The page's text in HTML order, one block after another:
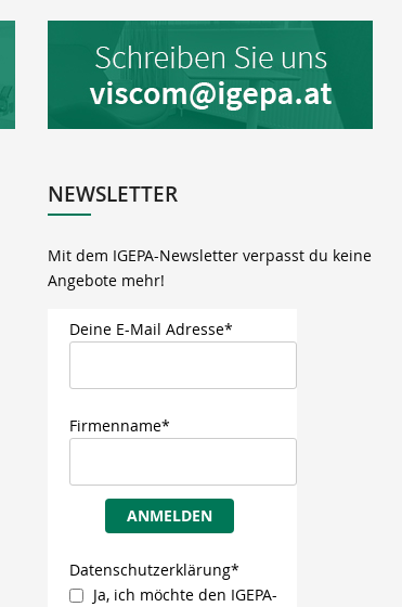
NEWSLETTER
Mit dem IGEPA-Newsletter verpasst du keine
Angebote mehr!
Deine E-Mail Adresse*
Firmenname*
ANMELDEN
Datenschutzerklärung*
Ja, ich möchte den IGEPA-